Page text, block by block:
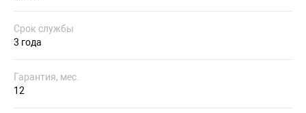
Срок службы
3 года
Гарантия, мес.
12